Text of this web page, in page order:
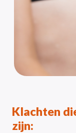
Klachten
zijn: